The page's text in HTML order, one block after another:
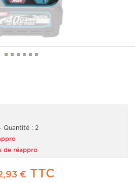
Quantité : 2
de réappro
€ TTC